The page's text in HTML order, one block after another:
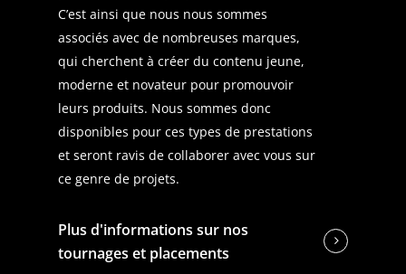
C’est ainsi que nous nous sommes
associés avec de nombreuses marques,
qui cherchent à créer du contenu jeune,
moderne et novateur pour promouvoir
leurs produits. Nous sommes donc
disponibles pour ces types de prestations
et seront ravis de collaborer avec vous sur
ce genre de projets.
Plus d'informations sur nos
tournages et placements